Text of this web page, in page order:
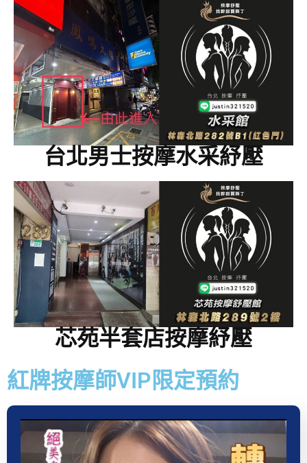
台北男士按摩水采紓壓
芯苑半套店按摩紓壓
紅牌按摩師VIP限定預約